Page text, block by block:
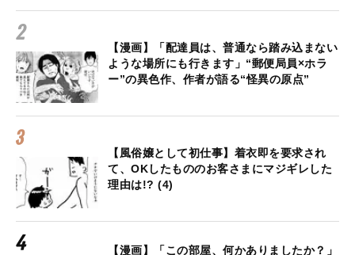
【漫画】「配達員は、普通なら踏み込まない
ような場所にも行きます」“郵便局員×ホラ
ー”の異色作、作者が語る“怪異の原点”
【風俗嬢として初仕事】着衣即を要求され
て、OKしたもののお客さまにマジギレした
理由は!? (4)
【漫画】「この部屋、何かありましたか？」